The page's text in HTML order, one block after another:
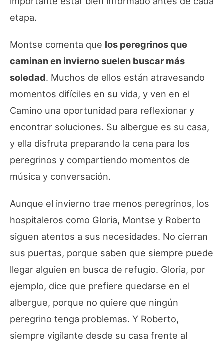
etapa.
Montse comenta que los peregrinos que
caminan en invierno suelen buscar más
soledad. Muchos de ellos están atravesando
momentos difíciles en su vida, y ven en el
Camino una oportunidad para reflexionar y
encontrar soluciones. Su albergue es su casa,
y ella disfruta preparando la cena para los
peregrinos y compartiendo momentos de
música y conversación.
Aunque el invierno trae menos peregrinos, los
hospitaleros como Gloria, Montse y Roberto
siguen atentos a sus necesidades. No cierran
sus puertas, porque saben que siempre puede
llegar alguien en busca de refugio. Gloria, por
ejemplo, dice que prefiere quedarse en el
albergue, porque no quiere que ningún
peregrino tenga problemas. Y Roberto,
siempre vigilante desde su casa frente al